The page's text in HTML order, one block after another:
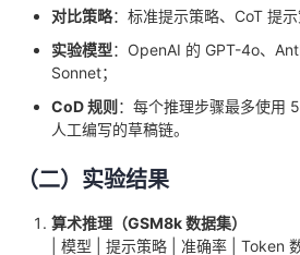
对比策略：标准提示策略、CoT 提示
实验模型：OpenAI 的 GPT-4o、
Sonnet；
CoD 规则 ：每个推理步骤最多使用
人工编写的草稿链。
（二）实验结果
算术推理（GSM8k 数据集）
| 模型 | 提示策略 | 准确率 | Token